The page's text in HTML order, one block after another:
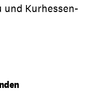
und Kurhessen-